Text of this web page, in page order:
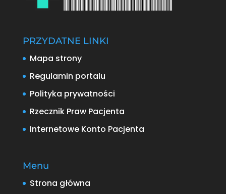
PRZYDATNE LINKI
Mapa strony
Regulamin portalu
Polityka prywatności
Rzecznik Praw Pacjenta
Internetowe Konto Pacjenta
Menu
Strona główna